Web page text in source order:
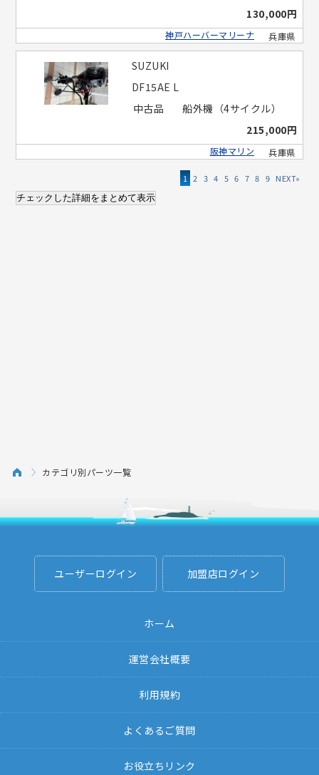
130,000円
兵庫県
神戸ハーバーマリーナ
SUZUKI
DF15AE L
中古品
船外機（4サイクル）
215,000円
兵庫県
阪神マリン
1 2 3 4 5 6 7 8 9 »
チェックした詳細をまとめて表示
カテゴリ別パーツ一覧
ユーザーログイン 加盟店ログイン
ホーム
運営会社概要
利用規約
よくあるご質問
お役立ちリンク